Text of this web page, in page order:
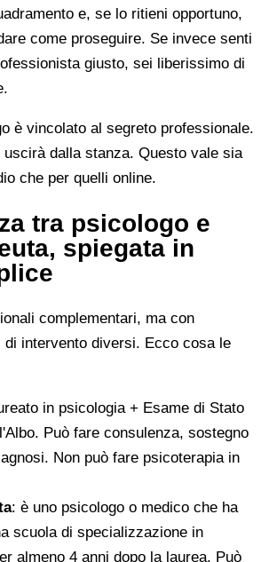
e, se lo ritieni opportuno,
come proseguire. Se invece senti
giusto, sei liberissimo di
è vincolato al segreto professionale.
dalla stanza. Questo vale sia
che per quelli online.
tra psicologo e
spiegata in
complementari, ma con
di intervento diversi. Ecco cosa le
in psicologia + Esame di Stato
Può fare consulenza, sostegno
Non può fare psicoterapia in
: è uno psicologo o medico che ha
scuola di specializzazione in
almeno 4 anni dopo la laurea. Può